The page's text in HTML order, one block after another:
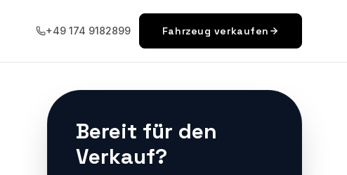
+49 174 9182899 Fahrzeug verkaufen
Bereit für den
Verkauf?